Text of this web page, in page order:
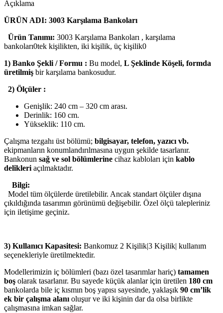
Açıklama
ÜRÜN ADI: 3003 Karşılama Bankoları
Ürün Tanımı: 3003 Karşılama Bankoları , karşılama
bankoları0tek kişilikten, iki kişilik, üç kişilik0
1) Banko Şekli / Formu : Bu model, L Şeklinde Köşeli, formda
üretilmiş bir karşılama bankosudur.
2) Ölçüler :
Genişlik: 240 cm – 320 cm arası.
Derinlik: 160 cm.
Yükseklik: 110 cm.
Çalışma tezgahı üst bölümü; bilgisayar, telefon, yazıcı vb.
ekipmanların konumlandırılmasına uygun şekilde tasarlanır.
Bankonun sağ ve sol bölümlerine cihaz kabloları için kablo
delikleri açılmaktadır.
Bilgi:
Model tüm ölçülerde üretilebilir. Ancak standart ölçüler dışına
çıkıldığında tasarımın görünümü değişebilir. Özel ölçü talepleriniz
için iletişime geçiniz.
3) Kullanıcı Kapasitesi: Bankomuz 2 Kişilik|3 Kişilik| kullanım
seçenekleriyle üretilmektedir.
Modellerimizin iç bölümleri (bazı özel tasarımlar hariç) tamamen
boş olarak tasarlanır. Bu sayede küçük alanlar için üretilen 180 cm
bankolarda bile iç kısmın boş yapısı sayesinde, yaklaşık 90 cm’lik
ek bir çalışma alanı oluşur ve iki kişinin dar da olsa birlikte
çalışmasına imkan sağlar.